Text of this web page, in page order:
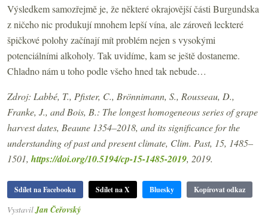
Výsledkem samozřejmě je, že některé okrajovější části Burgundska
z ničeho nic produkují mnohem lepší vína, ale zároveň leckteré
špičkové polohy začínají mít problém nejen s vysokými
potenciálními alkoholy. Tak uvidíme, kam se ještě dostaneme.
Chladno nám u toho podle všeho hned tak nebude…
Zdroj: Labbé, T., Pfister, C., Brönnimann, S., Rousseau, D.,
Franke, J., and Bois, B.: The longest homogeneous series of grape
harvest dates, Beaune 1354–2018, and its significance for the
understanding of past and present climate, Clim. Past, 15, 1485–
1501, https://doi.org/10.5194/cp-15-1485-2019, 2019.
Sdílet na Facebooku Sdílet na X Bluesky Kopírovat odkaz
VystavilJan Čeřovský